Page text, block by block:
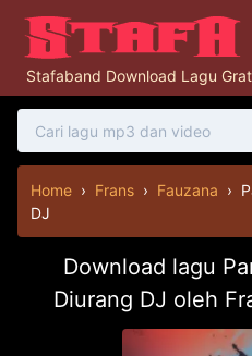
Stafaband Download Lagu
Home › Frans › Fauzana ›
DJ
Download lagu
Diurang DJ oleh